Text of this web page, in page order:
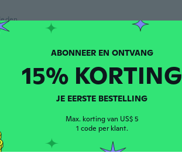
2016 beoordelingen · 4 uploads
ABONNEER EN ONTVANG
15% KORTING
JE EERSTE BESTELLING
Max. korting van US$ 5
1 code per klant.